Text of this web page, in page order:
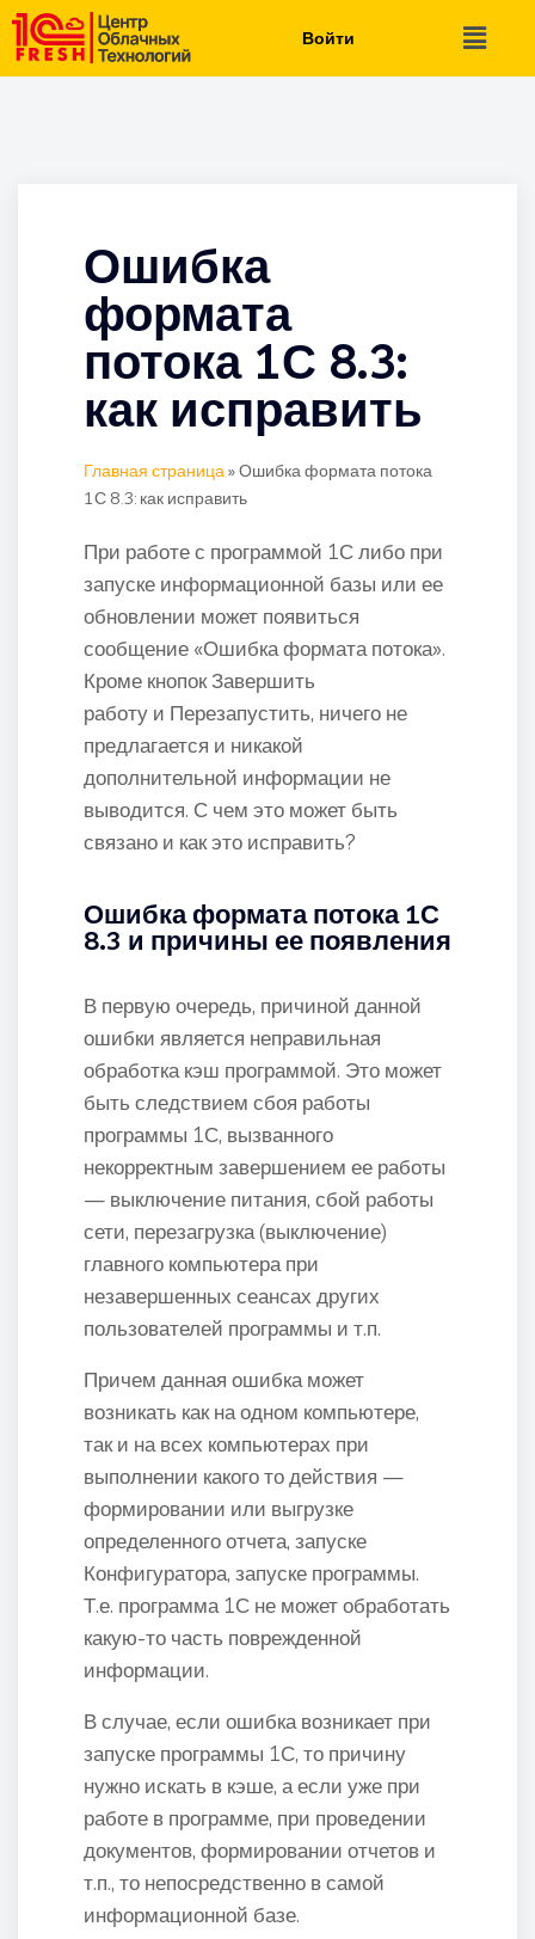
Войти
Ошибка
формата
потока 1С 8.3:
как исправить
Главная страница»Ошибка формата потока
1С 8.3: как исправить
При работе с программой 1С либо при
запуске информационной базы или ее
обновлении может появиться
сообщение «Ошибка формата потока».
Кроме кнопок Завершить
работу и Перезапустить, ничего не
предлагается и никакой
дополнительной информации не
выводится. С чем это может быть
связано и как это исправить?
Ошибка формата потока 1С
8.3 и причины ее появления
В первую очередь, причиной данной
ошибки является неправильная
обработка кэш программой. Это может
быть следствием сбоя работы
программы 1С, вызванного
некорректным завершением ее работы
— выключение питания, сбой работы
сети, перезагрузка (выключение)
главного компьютера при
незавершенных сеансах других
пользователей программы и т.п.
Причем данная ошибка может
возникать как на одном компьютере,
так и на всех компьютерах при
выполнении какого то действия —
формировании или выгрузке
определенного отчета, запуске
Конфигуратора, запуске программы.
Т.е. программа 1С не может обработать
какую-то часть поврежденной
информации.
В случае, если ошибка возникает при
запуске программы 1С, то причину
нужно искать в кэше, а если уже при
работе в программе, при проведении
документов, формировании отчетов и
т.п., то непосредственно в самой
информационной базе.